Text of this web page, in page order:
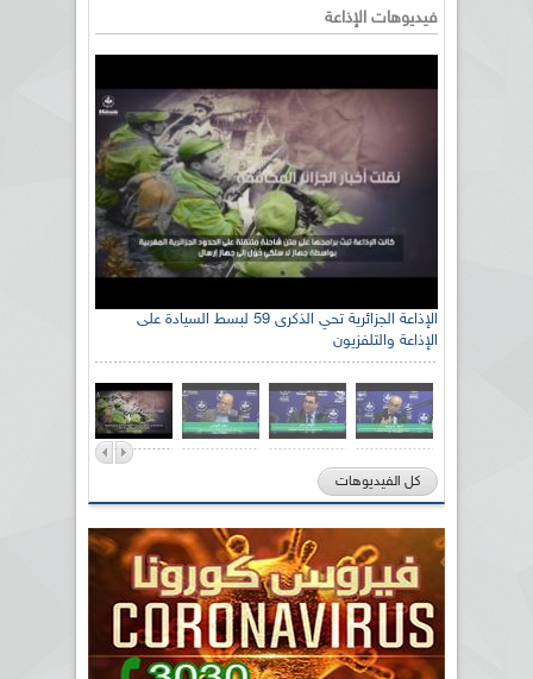
فيديوهات الإذاعة
الإذاعة الجزائرية تحي الذكرى 59 لبسط السيادة على
الإذاعة والتلفزيون
كل الفيديوهات